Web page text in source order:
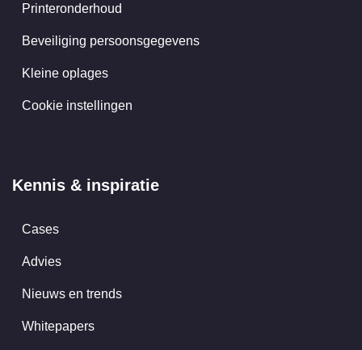
Printeronderhoud
Beveiliging persoonsgegevens
Kleine oplages
Cookie instellingen
Kennis & inspiratie
Cases
Advies
Nieuws en trends
Whitepapers